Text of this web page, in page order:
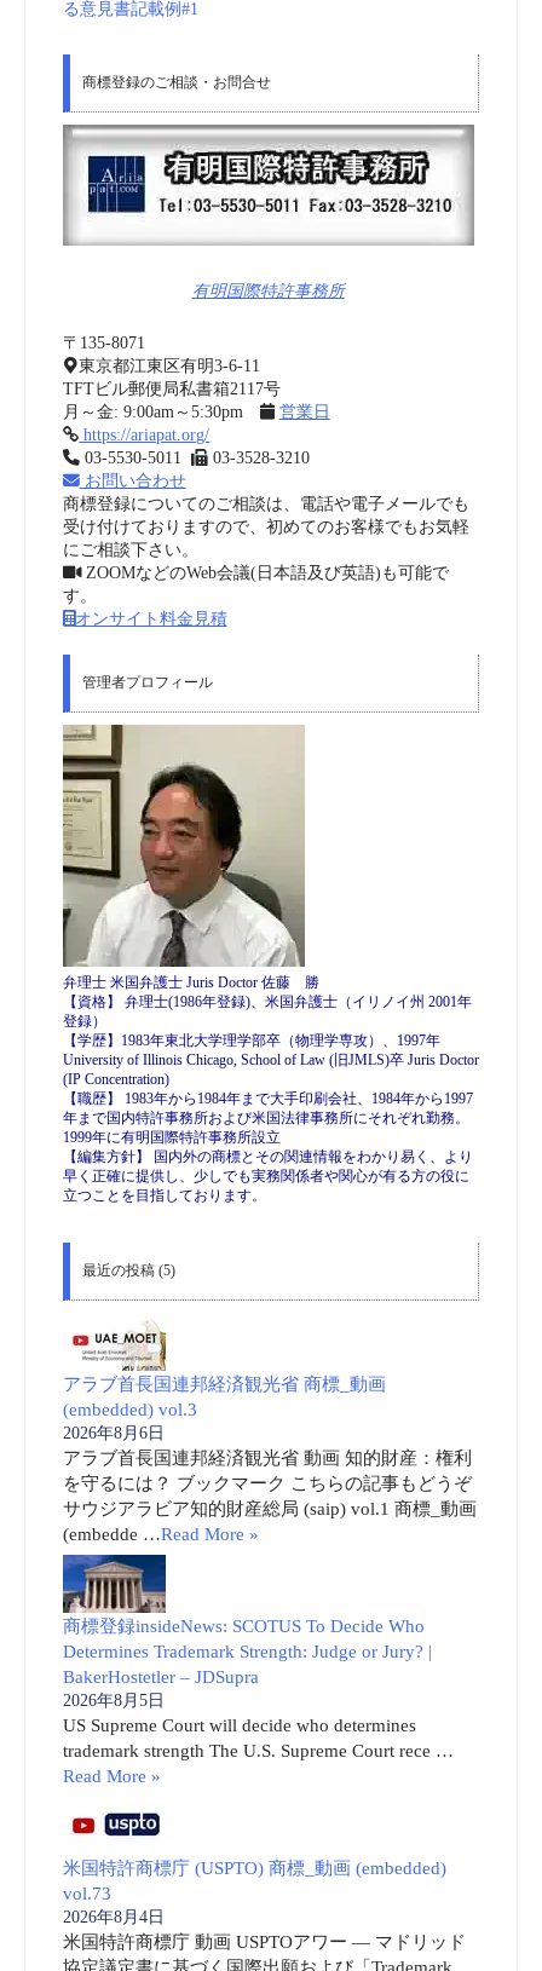
る意見書記載例#1
商標登録のご相談・お問合せ
有明国際特許事務所
〒135-8071
東京都江東区有明3-6-11
TFTビル郵便局私書箱2117号
月～金: 9:00am～5:30pm
営業日
https://ariapat.org/
03-5530-5011
03-3528-3210
お問い合わせ
商標登録についてのご相談は、電話や電子メールでも
受け付けておりますので、初めてのお客様でもお気軽
にご相談下さい。
ZOOMなどのWeb会議(日本語及び英語)も可能で
す。
オンサイト料金見積
管理者プロフィール
弁理士 米国弁護士 Juris Doctor 佐藤 勝
【資格】 弁理士(1986年登録)、米国弁護士（イリノイ州 2001年
登録）
【学歴】1983年東北大学理学部卒（物理学専攻）、1997年
University of Illinois Chicago, School of Law (旧JMLS)卒 Juris Doctor
(IP Concentration)
【職歴】 1983年から1984年まで大手印刷会社、1984年から1997
年まで国内特許事務所および米国法律事務所にそれぞれ勤務。
1999年に有明国際特許事務所設立
【編集方針】 国内外の商標とその関連情報をわかり易く、より
早く正確に提供し、少しでも実務関係者や関心が有る方の役に
立つことを目指しております。
最近の投稿 (5)
アラブ首長国連邦経済観光省 商標_動画
(embedded) vol.3
2026年8月6日
アラブ首長国連邦経済観光省 動画 知的財産：権利
を守るには？ ブックマーク こちらの記事もどうぞ
サウジアラビア知的財産総局 (saip) vol.1 商標_動画
(embedde …Read More »
商標登録insideNews: SCOTUS To Decide Who
Determines Trademark Strength: Judge or Jury? |
BakerHostetler – JDSupra
2026年8月5日
US Supreme Court will decide who determines
trademark strength The U.S. Supreme Court rece …
Read More »
米国特許商標庁 (USPTO) 商標_動画 (embedded)
vol.73
2026年8月4日
米国特許商標庁 動画 USPTOアワー ― マドリッド
協定議定書に基づく国際出願および「Trademark